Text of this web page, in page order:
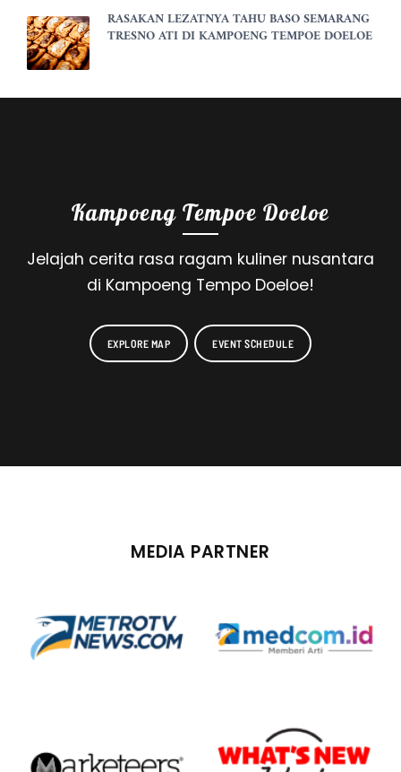
RASAKAN LEZATNYA TAHU BASO SEMARANG
TRESNO ATI DI KAMPOENG TEMPOE DOELOE
Kampoeng Tempoe Doeloe
Jelajah cerita rasa ragam kuliner nusantara
di Kampoeng Tempo Doeloe!
EXPLORE MAP EVENT SCHEDULE
MEDIA PARTNER